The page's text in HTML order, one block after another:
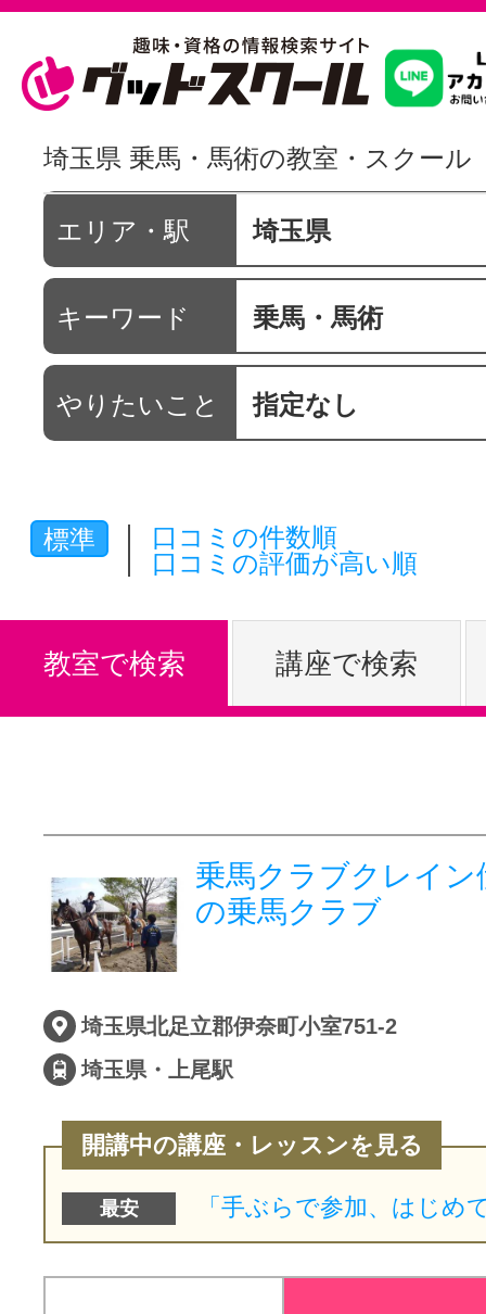
習いたいこ
スクールを
駅・路線か
通信講座を
体験レッス
やりたいこ
特集をみる
グッドスク
掲載のお問
サイトマッ
埼玉県 乗馬・馬術の教室・スクール
エリア・駅 埼玉県
キーワード 乗馬・馬術
やりたいこと 指定なし
標準
口コミの件数順
口コミの評価が高い順
教室で検索 講座で検索
乗馬クラブクレイン
の乗馬クラブ
埼玉県北足立郡伊奈町小室751-2
埼玉県・上尾駅
開講中の講座・レッスンを見る
最安